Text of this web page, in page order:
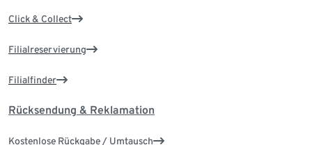
Click & Collect
Filialreservierung
Filialfinder
Rücksendung & Reklamation
Kostenlose Rückgabe / Umtausch